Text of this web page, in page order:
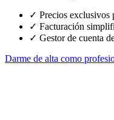
✓ Precios exclusivos
✓ Facturación
✓ Gestor de cuenta
Darme de alta como